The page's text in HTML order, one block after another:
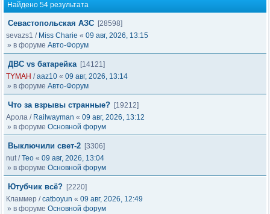
Найдено 54 результата
Севастопольская АЗС [28598]
sevazs1 / Miss Charie « 09 авг, 2026, 13:15
» в форуме Авто-Форум
ДВС vs батарейка [14121]
TYMAH /aaz10 « 09 авг, 2026, 13:14
» в форуме Авто-Форум
Что за взрывы странные? [19212]
Арола / Railwayman « 09 авг, 2026, 13:12
» в форуме Основной форум
Выключили свет-2 [3306]
nut/Тео « 09 авг, 2026, 13:04
» в форуме Основной форум
Ютубчик всё? [2220]
Кламмер /catboyun « 09 авг, 2026, 12:49
» в форуме Основной форум